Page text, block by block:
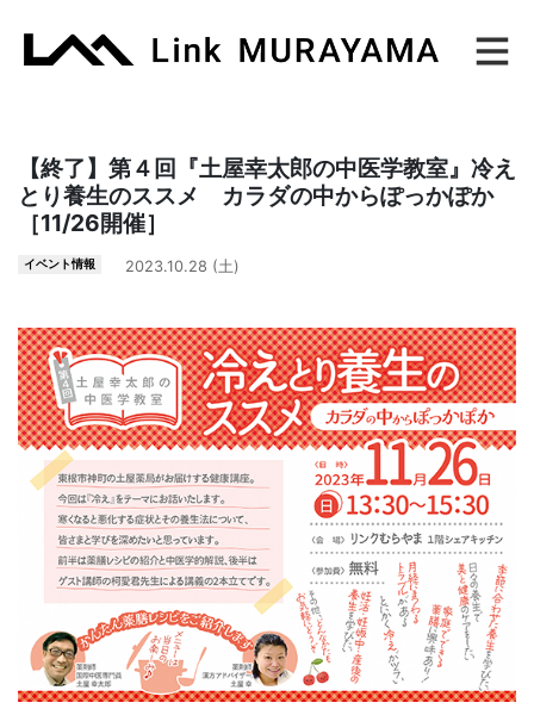
Main Navigation
【終了】第４回『土屋幸太郎の中医学教室』冷え
とり養生のススメ カラダの中からぽっかぽか
［11/26開催］
イベント情報 2023.10.28 (土)